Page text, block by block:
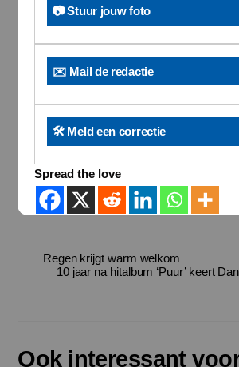
📷 Stuur jouw foto
✉️ Mail de redactie
🛠️ Meld een correctie
Spread the love
Regen krijgt warm welkom
10 jaar na hitalbum ‘Puur’ keert
Ook interessant